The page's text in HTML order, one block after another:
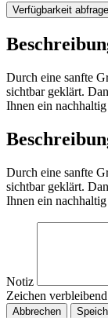
Verfügbarkeit
Durch eine sanfte
sichtbar geklärt.
Ihnen ein
Durch eine sanfte
sichtbar geklärt.
Ihnen ein
Notiz
Zeichen verbleibend
Abbrechen